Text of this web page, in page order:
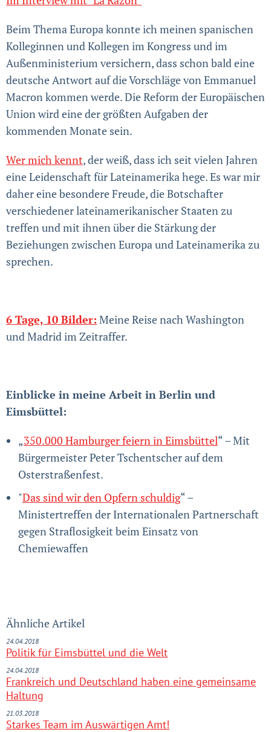
Beim Thema Europa konnte ich meinen spanischen
Kolleginnen und Kollegen im Kongress und im
Außenministerium versichern, dass schon bald eine
deutsche Antwort auf die Vorschläge von Emmanuel
Macron kommen werde. Die Reform der Europäischen
Union wird eine der größten Aufgaben der
kommenden Monate sein.
Wer mich kennt, der weiß, dass ich seit vielen Jahren
eine Leidenschaft für Lateinamerika hege. Es war mir
daher eine besondere Freude, die Botschafter
verschiedener lateinamerikanischer Staaten zu
treffen und mit ihnen über die Stärkung der
Beziehungen zwischen Europa und Lateinamerika zu
sprechen.
6 Tage, 10 Bilder: Meine Reise nach Washington
und Madrid im Zeitraffer.
Einblicke in meine Arbeit in Berlin und
Eimsbüttel:
„350.000 Hamburger feiern in Eimsbüttel“ – Mit
Bürgermeister Peter Tschentscher auf dem
Osterstraßenfest.
"Das sind wir den Opfern schuldig“ –
Ministertreffen der Internationalen Partnerschaft
gegen Straflosigkeit beim Einsatz von
Chemiewaffen
Ähnliche Artikel
24.04.2018
Politik für Eimsbüttel und die Welt
24.04.2018
Frankreich und Deutschland haben eine gemeinsame
Haltung
21.03.2018
Starkes Team im Auswärtigen Amt!